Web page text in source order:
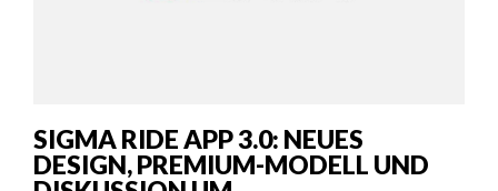
SIGMA RIDE APP 3.0: NEUES
DESIGN, PREMIUM-MODELL UND